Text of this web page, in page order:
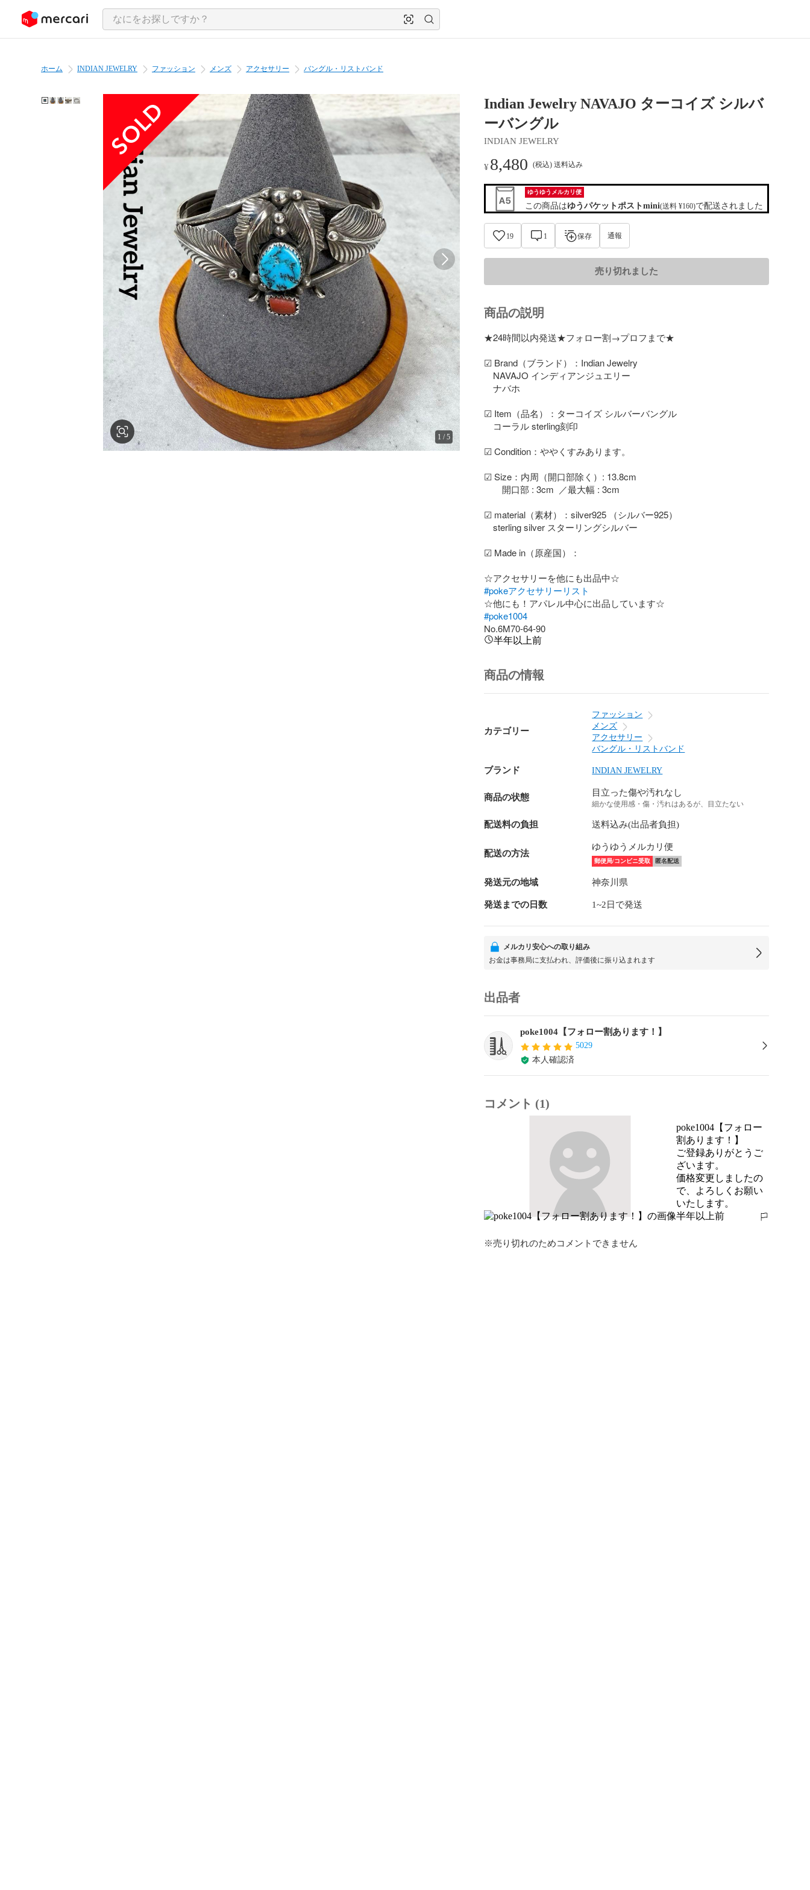
ツにスキップ
ホーム INDIAN JEWELRY ファッション メンズ アクセサリー バングル・リストバンド
1 /5
Indian Jewelry NAVAJO ターコイズ シルバ
ーバングル
INDIAN JEWELRY
¥ 8,480 (税込) 送料込み
ゆうゆうメルカリ便
この商品はゆうパケットポストmini(送料 ¥160)で配送されました
19 1 保存 通報
売り切れました
商品の説明
★24時間以内発送★フォロー割→プロフまで★
☑︎ Brand（ブランド）：Indian Jewelry
NAVAJO インディアンジュエリー
ナバホ
☑︎ Item（品名）：ターコイズ シルバーバングル
コーラル sterling刻印
☑︎ Condition：ややくすみあります。
☑︎ Size：内周（開口部除く）: 13.8cm
開口部 : 3cm  ／最大幅 : 3cm
☑︎ material（素材）：silver925 （シルバー925）
sterling silver スターリングシルバー
☑︎ Made in（原産国）：
#pokeアクセサリーリスト
#poke1004
No.6M70-64-90
半年以上前
商品の情報
カテゴリー
ファッション
メンズ
アクセサリー
バングル・リストバンド
ブランド INDIAN JEWELRY
商品の状態 目立った傷や汚れなし
細かな使用感・傷・汚れはあるが、目立たない
配送料の負担 送料込み(出品者負担)
配送の方法
ゆうゆうメルカリ便
郵便局/コンビニ受取 匿名配送
発送元の地域 神奈川県
発送までの日数 1~2日で発送
メルカリ安心への取り組み
お金は事務局に支払われ、評価後に振り込まれます
出品者
poke1004【フォロー割あります！】
5029
本人確認済
コメント (1)
poke1004【フォロー
割あります！】
ご登録ありがとうご
ざいます。
価格変更しましたの
で、よろしくお願い
いたします。
半年以上前
報告する
※売り切れのためコメントできません